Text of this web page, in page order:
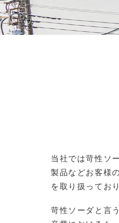
当社では苛性ソ
製品などお客様
を取り扱ってお
苛性ソーダと言